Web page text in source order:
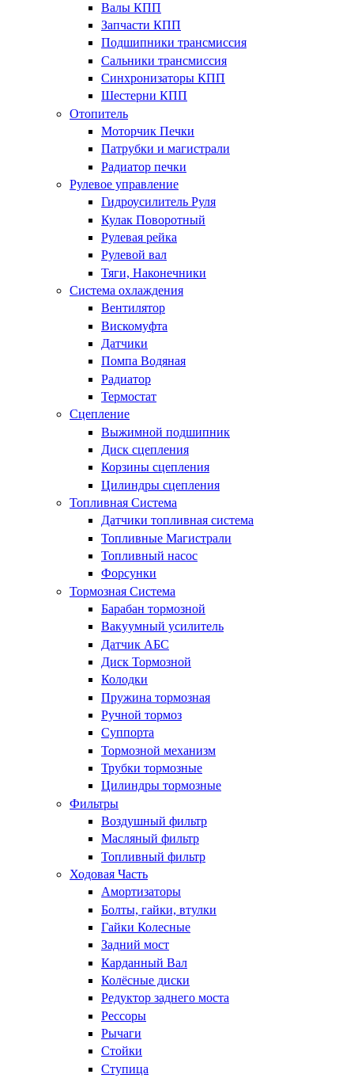
Валы КПП
Запчасти КПП
Подшипники трансмиссия
Сальники трансмиссия
Синхронизаторы КПП
Шестерни КПП
Отопитель
Моторчик Печки
Патрубки и магистрали
Радиатор печки
Рулевое управление
Гидроусилитель Руля
Кулак Поворотный
Рулевая рейка
Рулевой вал
Тяги, Наконечники
Система охлаждения
Вентилятор
Вискомуфта
Датчики
Помпа Водяная
Радиатор
Термостат
Сцепление
Выжимной подшипник
Диск сцепления
Корзины сцепления
Цилиндры сцепления
Топливная Система
Датчики топливная система
Топливные Магистрали
Топливный насос
Форсунки
Тормозная Система
Барабан тормозной
Вакуумный усилитель
Датчик АБС
Диск Тормозной
Колодки
Пружина тормозная
Ручной тормоз
Суппорта
Тормозной механизм
Трубки тормозные
Цилиндры тормозные
Фильтры
Воздушный фильтр
Масляный фильтр
Топливный фильтр
Ходовая Часть
Амортизаторы
Болты, гайки, втулки
Гайки Колесные
Задний мост
Карданный Вал
Колёсные диски
Редуктор заднего моста
Рессоры
Рычаги
Стойки
Ступица